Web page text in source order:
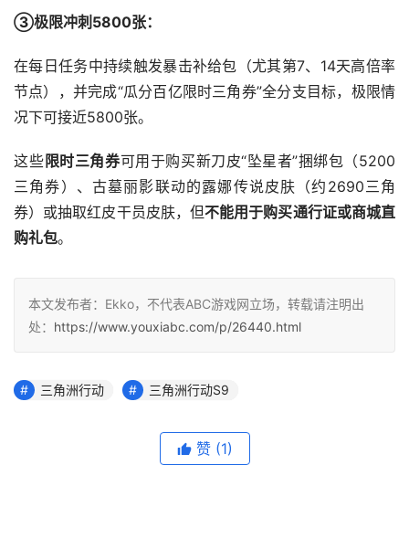
③极限冲刺5800张‌：
在每日任务中持续触发暴击补给包（尤其第7、14天高倍率
节点），并完成“瓜分百亿限时三角券”全分支目标，极限情
况下可接近5800张。
限时三角券‌可用于购买新刀皮“坠星者”捆绑包（5200
三角券）、古墓丽影联动的露娜传说皮肤（约2690三角
不能用于购买通行证或商城直
购礼包‌。
本文发布者：Ekko，不代表ABC游戏网立场，转载请注明出
处： https://www.youxiabc.com/p/26440.html
三角洲行动 三角洲行动S9
赞 (1)